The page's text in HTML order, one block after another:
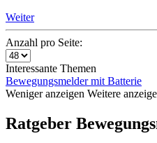
Weiter
Anzahl pro Seite:
Interessante Themen
Bewegungsmelder mit Batterie
Weniger anzeigen Weitere
Ratgeber